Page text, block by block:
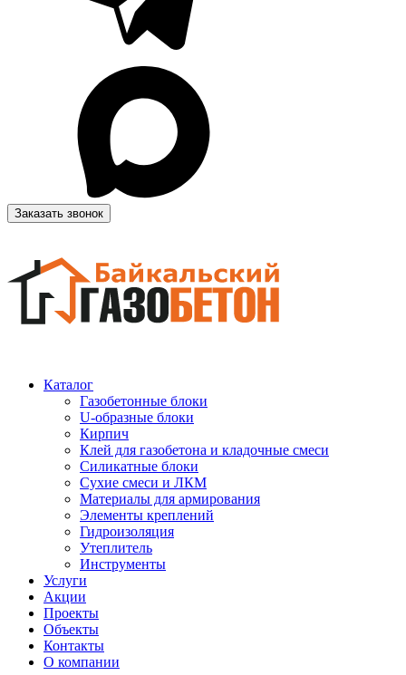
Заказать звонок
Каталог
Газобетонные блоки
U-образные блоки
Кирпич
Клей для газобетона и кладочные смеси
Силикатные блоки
Сухие смеси и ЛКМ
Материалы для армирования
Элементы креплений
Гидроизоляция
Утеплитель
Инструменты
Услуги
Акции
Проекты
Объекты
Контакты
О компании